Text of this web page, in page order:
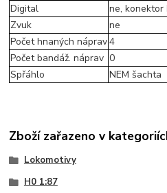
Digital
ne, konektor
Zvuk
ne
Počet hnaných náprav4
Počet bandáž. náprav 0
Spřáhlo
NEM šachta
Zboží zařazeno v
Lokomotivy
H0 1:87